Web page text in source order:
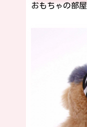
おもちゃの部屋